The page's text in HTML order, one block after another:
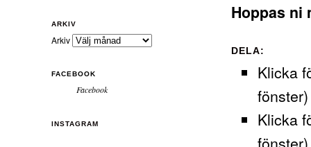
Hoppas ni
DELA:
Klicka
fönster)
Klicka
fönster)
ARKIV
Arkiv
FACEBOOK
Facebook
INSTAGRAM